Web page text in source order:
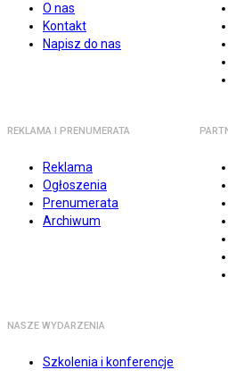
O nas
Kontakt
Napisz do nas
REKLAMA I PRENUMERATA
Reklama
Ogłoszenia
Prenumerata
Archiwum
NASZE WYDARZENIA
Szkolenia i konferencje